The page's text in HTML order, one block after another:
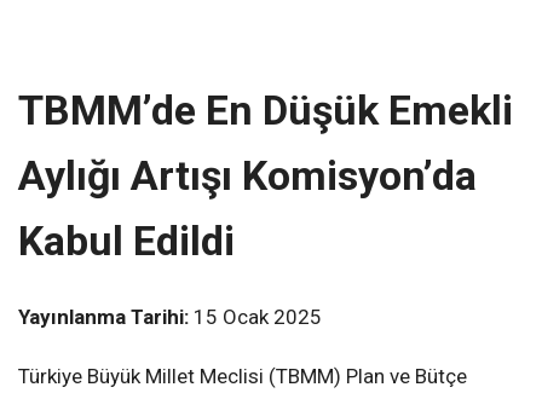
TBMM’de En Düşük Emekli
Aylığı Artışı Komisyon’da
Kabul Edildi
Yayınlanma Tarihi: 15 Ocak 2025
Türkiye Büyük Millet Meclisi (TBMM) Plan ve Bütçe